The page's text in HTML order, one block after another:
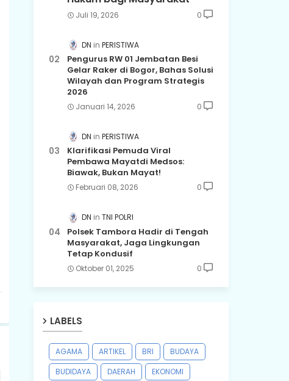
Juli 19, 2026 0
DN PERISTIWA
Pengurus RW 01 Jembatan Besi
Gelar Raker di Bogor, Bahas Solusi
Wilayah dan Program Strategis
2026
Januari 14, 2026 0
DN PERISTIWA
Klarifikasi Pemuda Viral
Pembawa Mayatdi Medsos:
Biawak, Bukan Mayat!
Februari 08, 2026 0
DN TNI POLRI
Polsek Tambora Hadir di Tengah
Masyarakat, Jaga Lingkungan
Tetap Kondusif
Oktober 01, 2025 0
LABELS
AGAMA ARTIKEL BRI
BUDAYA
BUDIDAYA
DAERAH
EKONOMI